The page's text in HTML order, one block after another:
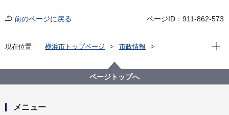
前のページに戻る ページID：911-862-573
現在位置 横浜市トップページ
市政情報
会計年度任用職員採用募集
【健康福祉局松風学園】会計年度任用職員（月額：生
活支援員）募集案内（令和８年５月以降 毎月１日採
現在
ページトップへ
メニュー